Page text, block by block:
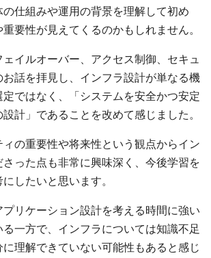
仕組みや運用の背景を理解して初め
要性が見えてくるのかもしれません。
イルオーバー、アクセス制御、セキュ
お話を拝見し、インフラ設計が単なる機
ではなく、「システムを安全かつ安定
計」であることを改めて感じました。
ィの重要性や将来性という観点からイン
った点も非常に興味深く、今後学習を
したいと思います。
リケーション設計を考える時間に強い
一方で、インフラについては知識不足
理解できていない可能性もあると感じ